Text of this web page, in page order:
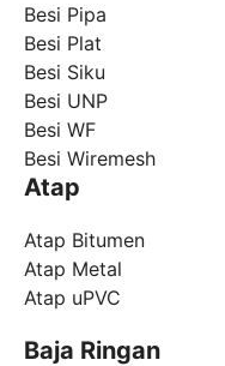
Besi Pipa
Besi Plat
Besi Siku
Besi UNP
Besi WF
Besi Wiremesh
Atap
Atap Bitumen
Atap Metal
Atap uPVC
Baja Ringan